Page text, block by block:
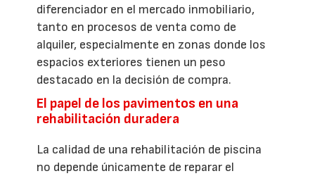
diferenciador en el mercado inmobiliario,
tanto en procesos de venta como de
alquiler, especialmente en zonas donde los
espacios exteriores tienen un peso
destacado en la decisión de compra.
El papel de los pavimentos en una
rehabilitación duradera
La calidad de una rehabilitación de piscina
no depende únicamente de reparar el